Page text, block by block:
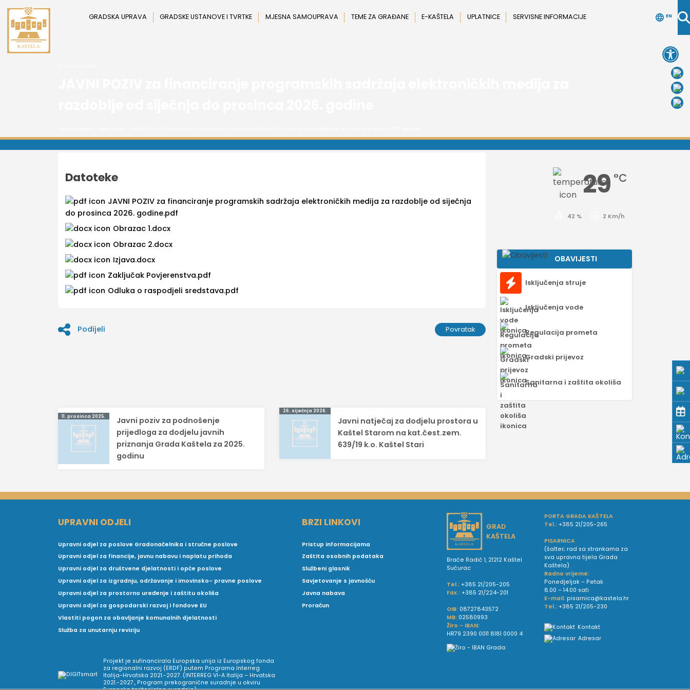
Preskoči
sadržaj
GRADSKA UPRAVA GRADSKE USTANOVE I TVRTKE MJESNA SAMOUPRAVA TEME ZA GRAĐANE E-KAŠTELA UPLATNICE SERVISNE INFORMACIJE EN
Datoteke
JAVNI POZIV za financiranje programskih sadržaja elektroničkih medija za razdoblje od siječnja
do prosinca 2026. godine.pdf
Obrazac 1.docx
Obrazac 2.docx
Izjava.docx
Zaključak Povjerenstva.pdf
Odluka o raspodjeli sredstava.pdf
Podijeli Povratak
29 °C
42 % 2 Km/h
OBAVIJESTI
Isključenja struje
Isključenja vode
Regulacija prometa
Gradski prijevoz
Sanitarna i zaštita okoliša
Navigacija
objava
11. prosinca 2025.
Javni poziv za podnošenje
prijedloga za dodjelu javnih
priznanja Grada Kaštela za 2025.
godinu
26. siječnja 2026.
Javni natječaj za dodjelu prostora u
Kaštel Starom na kat.čest.zem.
639/19 k.o. Kaštel Stari
UPRAVNI ODJELI
Upravni odjel za poslove Gradonačelnika i stručne poslove
Upravni odjel za financije, javnu nabavu i naplatu prihoda
Upravni odjel za društvene djelatnosti i opće poslove
Upravni odjel za izgradnju, održavanje i imovinsko- pravne poslove
Upravni odjel za prostorno uređenje i zaštitu okoliša
Upravni odjel za gospodarski razvoj i fondove EU
Vlastiti pogon za obavljanje komunalnih djelatnosti
Služba za unutarnju reviziju
BRZI LINKOVI
Pristup informacijama
Zaštita osobnih podataka
Službeni glasnik
Savjetovanje s javnošću
Javna nabava
Proračun
GRAD
KAŠTELA
Braće Radić 1, 21212 Kaštel
Sućurac
Tel.: +385 21/205-205
Fax.: +385 21/224-201
OIB: 08727843572
MB: 02580993
Žiro - IBAN:
HR79 2390 0011 8181 0000 4
PORTA GRADA KAŠTELA
Tel.: +385 21/205-265
PISARNICA
(šalter; rad sa strankama za
sva upravna tijela Grada
Kaštela)
Radno vrijeme:
Ponedjeljak – Petak
8.00 – 14.00 sati
E-mail: pisarnica@kastela.hr
Tel.: +385 21/205-230
Kontakt
Adresar
Projekt je sufinancirala Europska unija iz Europskog fonda
za regionalni razvoj (ERDF) putem Programa Interreg
Italija-Hrvatska 2021.-2027. (INTERREG VI-A Italija – Hrvatska
2021.-2027., Program prekogranične suradnje u okviru